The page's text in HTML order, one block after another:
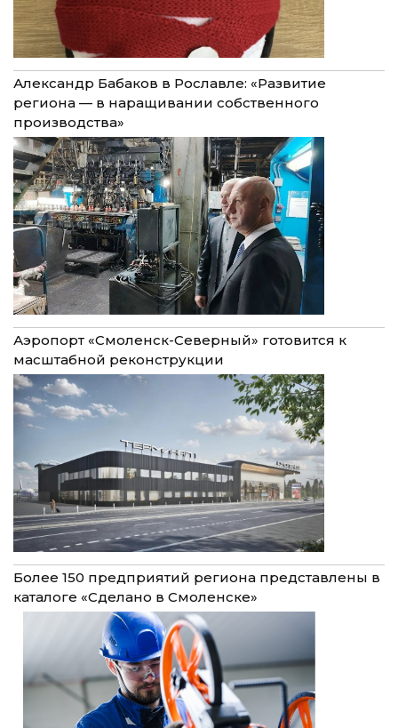
Александр Бабаков в Рославле: «Развитие
региона — в наращивании собственного
производства»
Аэропорт «Смоленск-Северный» готовится к
масштабной реконструкции
Более 150 предприятий региона представлены в
каталоге «Сделано в Смоленске»